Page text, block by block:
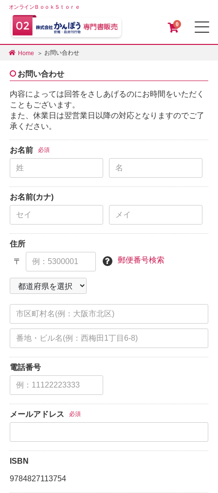
オンラインＢｏｏｋＳｔｏｒｅ
0
Home お問い合わせ
お問い合わせ
内容によっては回答をさしあげるのにお時間をいただく
こともございます。
また、休業日は翌営業日以降の対応となりますのでご了
承ください。
お名前 必須
お名前(カナ)
住所
〒 郵便番号検索
電話番号
メールアドレス 必須
ISBN
9784827113754